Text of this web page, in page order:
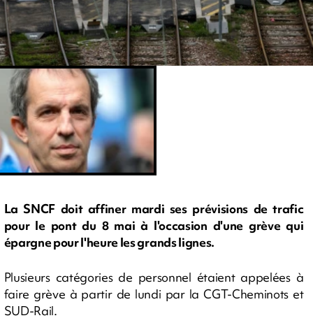
La SNCF doit affiner mardi ses prévisions de trafic
pour le pont du 8 mai à l'occasion d'une grève qui
épargne pour l'heure les grands lignes.
Plusieurs catégories de personnel étaient appelées à
faire grève à partir de lundi par la CGT-Cheminots et
SUD-Rail.